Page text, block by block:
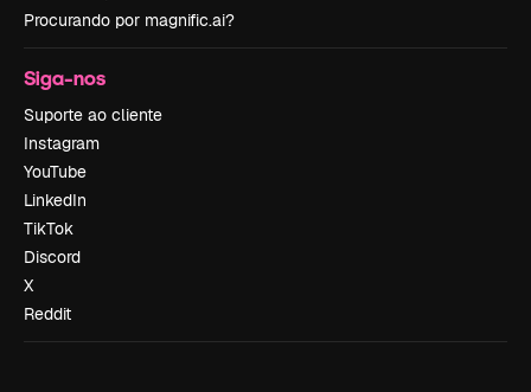
Procurando por magnific.ai?
Siga-nos
Suporte ao cliente
Instagram
YouTube
LinkedIn
TikTok
Discord
X
Reddit